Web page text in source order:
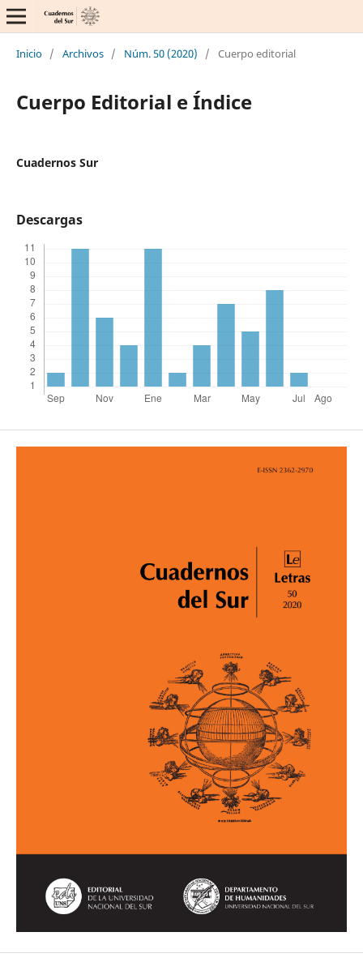
Inicio / Archivos / Núm. 50 (2020) / Cuerpo editorial
Cuerpo Editorial e Índice
Cuadernos Sur
Descargas